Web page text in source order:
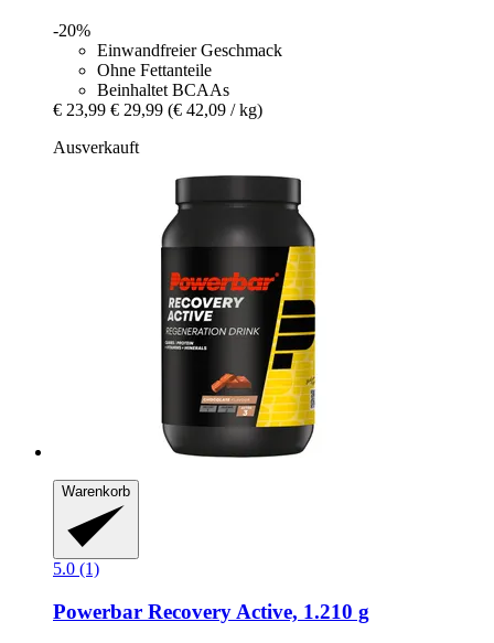
-20%
Einwandfreier Geschmack
Ohne Fettanteile
Beinhaltet BCAAs
€ 23,99 € 29,99 (€ 42,09 / kg)
Ausverkauft
Warenkorb
5.0 (1)
Powerbar Recovery Active, 1.210 g